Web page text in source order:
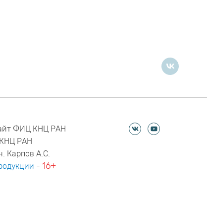
ФИЦ КНЦ РАН
РАН
Карпов А.С.
-16+